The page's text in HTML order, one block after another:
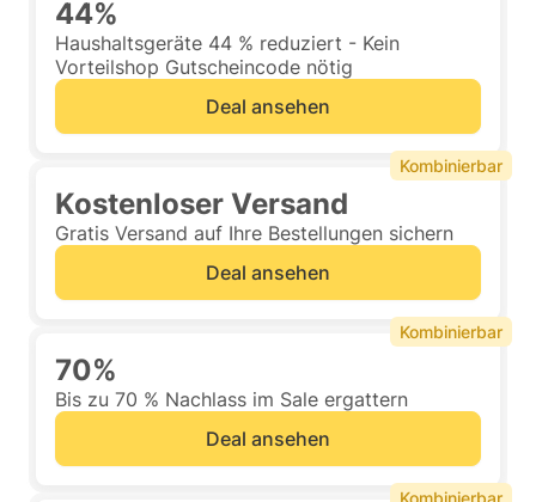
44%
Haushaltsgeräte 44 % reduziert - Kein
Vorteilshop Gutscheincode nötig
Deal ansehen
Kostenloser Versand
Gratis Versand auf Ihre Bestellungen sichern
Deal ansehen
Kombinierbar
70%
Bis zu 70 % Nachlass im Sale ergattern
Deal ansehen
Kombinierbar
Kombinierbar